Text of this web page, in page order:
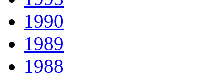
1990
1989
1988